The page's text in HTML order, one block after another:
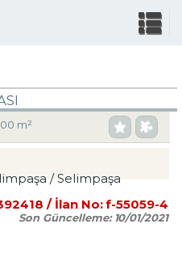
m²
/ Selimpaşa
/ İlan No:f-55059-4
Son Güncelleme: 10/01/2021